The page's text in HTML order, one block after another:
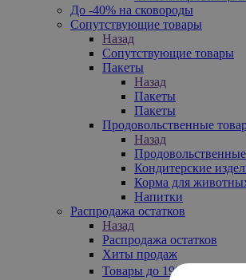
До -40% на сковороды
Сопутствующие товары
Назад
Сопутствующие товары
Пакеты
Назад
Пакеты
Пакеты
Продовольственные
Назад
Кондитерские
Корма для
Напитки
Распродажа остатков
Назад
Распродажа остатков
Хиты продаж
Товары до 199₽